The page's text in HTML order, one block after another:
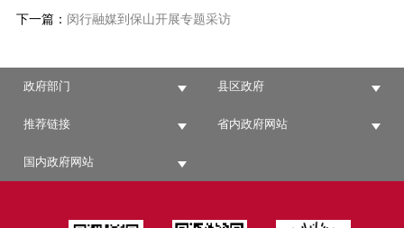
下一篇： 闵行融媒到保山开展专题采访
政府部门 县区政府
推荐链接 省内政府网站
国内政府网站